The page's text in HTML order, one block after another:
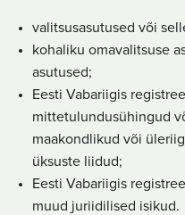
valitsusasutused või
kohaliku omavalitsuse
asutused;
Eesti Vabariigis
mittetulundusühingud
maakondlikud või
üksuste liidud;
Eesti Vabariigis
muud juriidilised isikud.